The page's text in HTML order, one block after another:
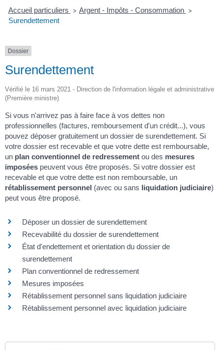
Accueil particuliers > Argent - Impôts - Consommation >
Surendettement
Dossier
Surendettement
Vérifié le 16 mars 2021 - Direction de l'information légale et administrative
(Première ministre)
Si vous n'arrivez pas à faire face à vos dettes non
professionnelles (factures, remboursement d'un crédit...), vous
pouvez déposer gratuitement un dossier de surendettement. Si
votre dossier est recevable et que votre dette est remboursable,
un plan conventionnel de redressement ou des mesures
imposées peuvent vous être proposés. Si votre dossier est
recevable et que votre dette est non remboursable, un
rétablissement personnel (avec ou sans liquidation judiciaire)
peut vous être proposé.
Déposer un dossier de surendettement
Recevabilité du dossier de surendettement
État d'endettement et orientation du dossier de
surendettement
Plan conventionnel de redressement
Mesures imposées
Rétablissement personnel sans liquidation judiciaire
Rétablissement personnel avec liquidation judiciaire